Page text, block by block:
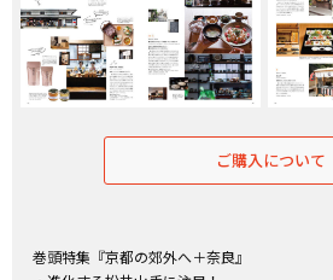
ご購入について
巻頭特集『京都の郊外へ＋奈良』